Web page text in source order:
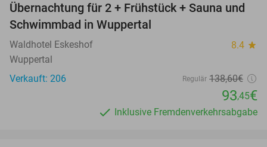
33%
Übernachtung für 2 + Frühstück + Sauna und
Schwimmbad in Wuppertal
Waldhotel Eskeshof 8.4 star
Wuppertal
Verkauft: 206
Regulär 138,60€
93,45€
Inklusive Fremdenverkehrsabgabe